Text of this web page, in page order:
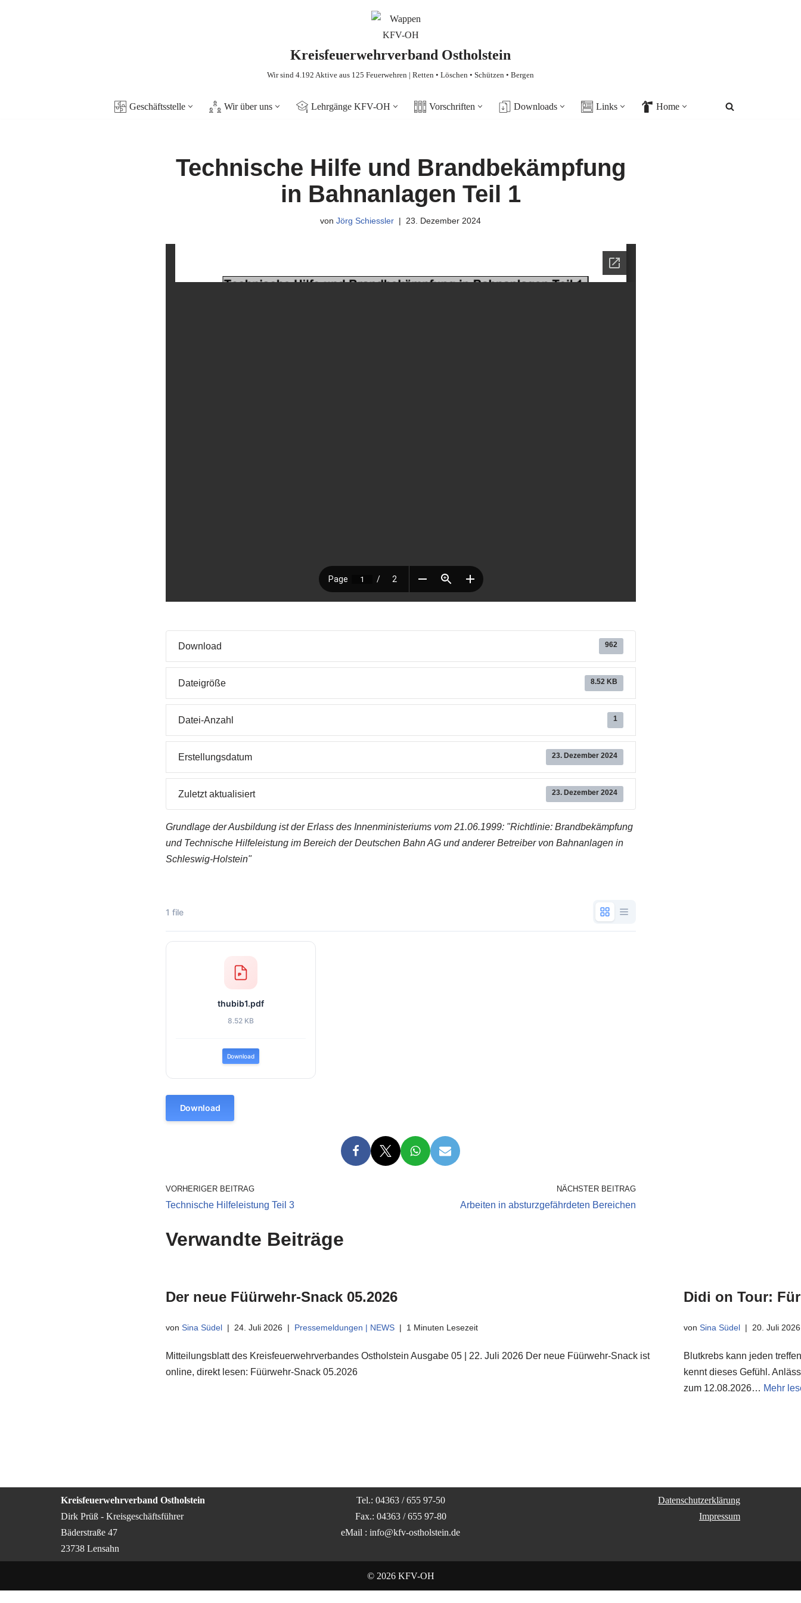
Kreisfeuerwehrverband Ostholstein
Wir sind 4.192 Aktive aus 125 Feuerwehren | Retten • Löschen • Schützen • Bergen
Geschäftsstelle Wir über uns Lehrgänge KFV-OH Vorschriften Downloads Links Home
Technische Hilfe und Brandbekämpfung
in Bahnanlagen Teil 1
von Jörg Schiessler 23. Dezember 2024
Download 962
Dateigröße 8.52 KB
Datei-Anzahl 1
Erstellungsdatum 23. Dezember 2024
Zuletzt aktualisiert 23. Dezember 2024
Grundlage der Ausbildung ist der Erlass des Innenministeriums vom 21.06.1999: "Richtlinie: Brandbekämpfung
und Technische Hilfeleistung im Bereich der Deutschen Bahn AG und anderer Betreiber von Bahnanlagen in
Schleswig-Holstein"
1 file
thubib1.pdf
8.52 KB
Download
Download
VORHERIGER BEITRAG
Technische Hilfeleistung Teil 3
NÄCHSTER BEITRAG
Arbeiten in absturzgefährdeten Bereichen
Verwandte Beiträge
Der neue Füürwehr-Snack 05.2026
von Sina Südel 24. Juli 2026 Pressemeldungen | NEWS 1 Minuten Lesezeit
Mitteilungsblatt des Kreisfeuerwehrverbandes Ostholstein Ausgabe 05 | 22. Juli 2026 Der neue Füürwehr-Snack ist
online, direkt lesen: Füürwehr-Snack 05.2026
Didi on Tour:
von Sina Südel 20. Juli 2026
Blutkrebs kann jeden
kennt dieses Gefühl.
zum 12.08.2026… Mehr
Kreisfeuerwehrverband Ostholstein
Dirk Prüß - Kreisgeschäftsführer
Bäderstraße 47
23738 Lensahn
Tel.: 04363 / 655 97-50
Fax.: 04363 / 655 97-80
eMail : info@kfv-ostholstein.de
Datenschutzerklärung
Impressum
© 2026 KFV-OH